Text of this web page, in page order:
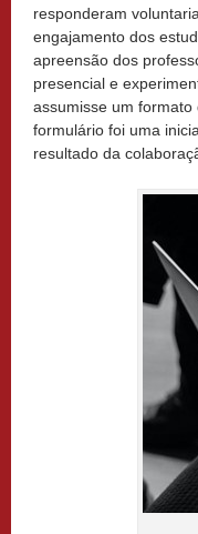
responderam
engajamento dos
apreensão dos
presencial e
assumisse um
formulário foi uma
resultado da